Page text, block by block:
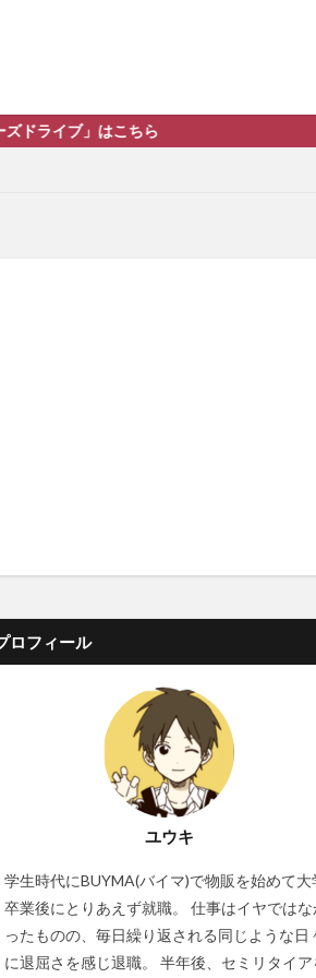
こちら
ロフィール
ユウキ
学生時代にBUYMA(バイマ)で物販を始めて大
卒業後にとりあえず就職。 仕事はイヤではな
ったものの、毎日繰り返される同じような日
に退屈さを感じ退職。 半年後、セミリタイア